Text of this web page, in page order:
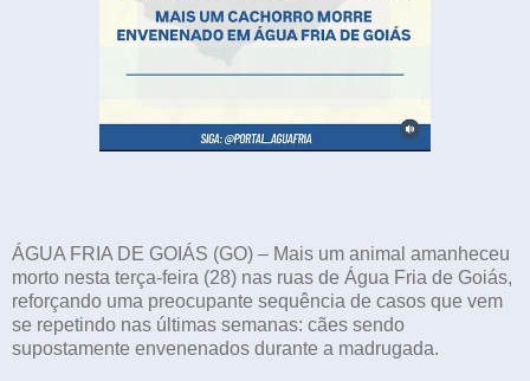
ÁGUA FRIA DE GOIÁS (GO) – Mais um animal amanheceu
morto nesta terça-feira (28) nas ruas de Água Fria de Goiás,
reforçando uma preocupante sequência de casos que vem
se repetindo nas últimas semanas: cães sendo
supostamente envenenados durante a madrugada.